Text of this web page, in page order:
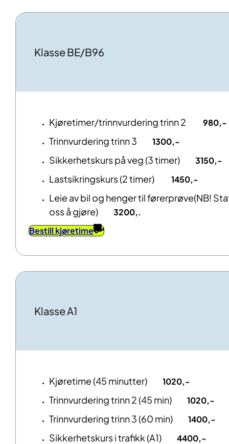
Klasse BE/B96
Kjøretimer/trinnvurdering trinn 2 980,-
Trinnvurdering trinn 3 1300,-
Sikkerhetskurs på veg (3 timer) 3150,-
Lastsikringskurs (2 timer) 1450,-
Leie av bil og henger til førerprøve(NB!
oss å gjøre)
3200,.
Bestill kjøretime
Klasse A1
Kjøretime (45 minutter) 1020,-
Trinnvurdering trinn 2 (45 min) 1020,-
Trinnvurdering trinn 3 (60 min) 1400,-
Sikkerhetskurs i trafikk (A1) 4400,-